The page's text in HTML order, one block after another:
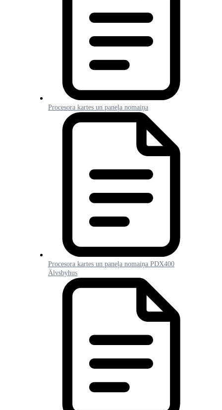
Procesora kartes un paneļa nomaiņa
Procesora kartes un paneļa nomaiņa PDX400
Älvsbyhus